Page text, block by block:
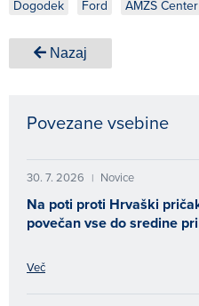
Dogodek Ford AMZS
Nazaj
Povezane vsebine
30. 7. 2026 | Novice
Na poti proti Hrvaški
povečan vse do sredine
Več